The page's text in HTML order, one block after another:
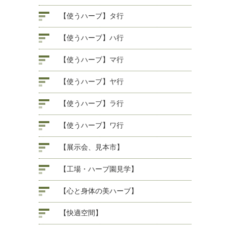
【使うハーブ】タ行
【使うハーブ】ハ行
【使うハーブ】マ行
【使うハーブ】ヤ行
【使うハーブ】ラ行
【使うハーブ】ワ行
【展示会、見本市】
【工場・ハーブ園見学】
【心と身体の美ハーブ】
【快適空間】